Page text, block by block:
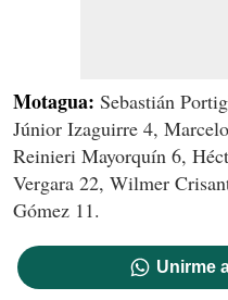
Motagua: Sebastián
Júnior Izaguirre 4,
Reinieri Mayorquín 6,
Vergara 22, Wilmer
Gómez 11.
Unirme